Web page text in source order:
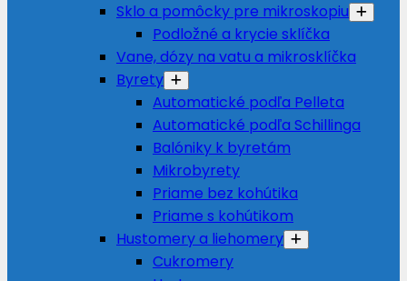
Sklo a pomôcky pre mikroskopiu
Podložné a krycie sklíčka
Vane, dózy na vatu a mikrosklíčka
Byrety
Automatické podľa Pelleta
Automatické podľa Schillinga
Balóniky k byretám
Mikrobyrety
Priame bez kohútika
Priame s kohútikom
Hustomery a liehomery
Cukromery